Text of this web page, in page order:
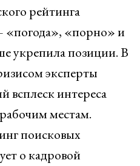
рейтинга
«погода», «порно» и
укрепила позиции. В
эксперты
всплеск интереса
местам.
поисковых
о кадровой